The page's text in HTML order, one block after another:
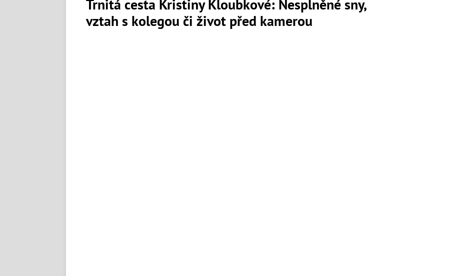
Trnitá cesta Kristiny Kloubkové: Nesplněné sny,
vztah s kolegou či život před kamerou